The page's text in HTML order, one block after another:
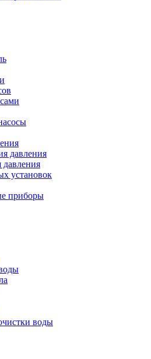
давления
установок
приборы
воды